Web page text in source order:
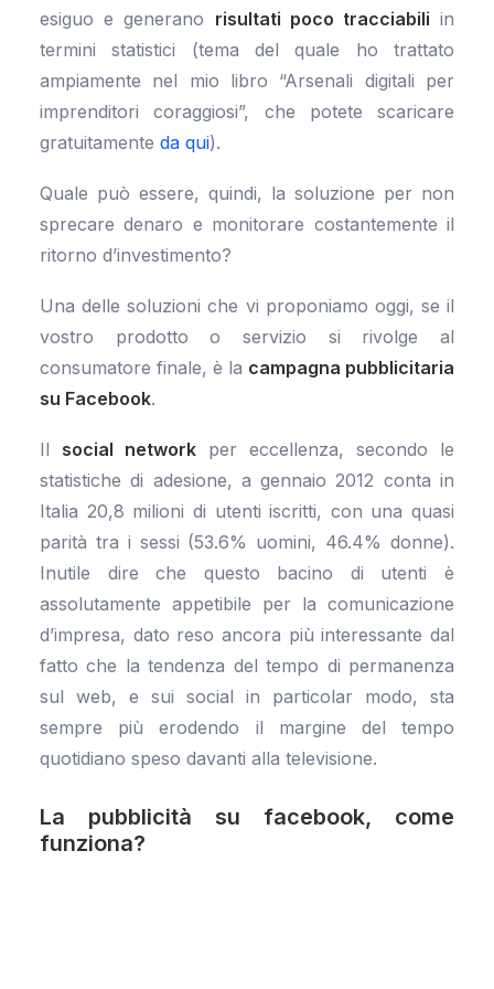
esiguo e generano risultati poco tracciabili in
termini statistici (tema del quale ho trattato
ampiamente nel mio libro “Arsenali digitali per
imprenditori coraggiosi”, che potete scaricare
gratuitamente da qui).
Quale può essere, quindi, la soluzione per non
sprecare denaro e monitorare costantemente il
ritorno d’investimento?
Una delle soluzioni che vi proponiamo oggi, se il
vostro prodotto o servizio si rivolge al
consumatore finale, è la campagna pubblicitaria
su Facebook.
Il social network per eccellenza, secondo le
statistiche di adesione, a gennaio 2012 conta in
Italia 20,8 milioni di utenti iscritti, con una quasi
parità tra i sessi (53.6% uomini, 46.4% donne).
Inutile dire che questo bacino di utenti è
assolutamente appetibile per la comunicazione
d’impresa, dato reso ancora più interessante dal
fatto che la tendenza del tempo di permanenza
sul web, e sui social in particolar modo, sta
sempre più erodendo il margine del tempo
quotidiano speso davanti alla televisione.
La pubblicità su facebook, come
funziona?